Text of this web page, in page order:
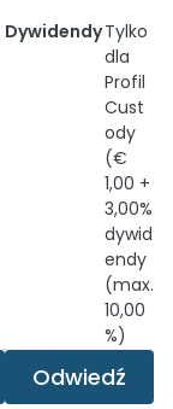
DywidendyTylko
dla
Profil
Cust
ody
(€
1,00 +
3,00%
dywid
endy
(max.
10,00
%)
Odwiedź